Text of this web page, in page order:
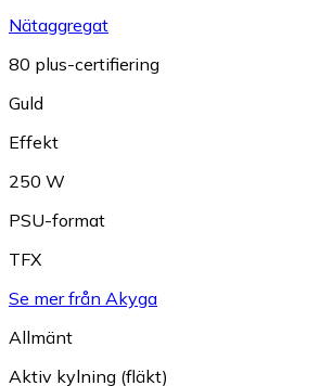
Nätaggregat
80 plus-certifiering
Guld
Effekt
250 W
PSU-format
TFX
Se mer från Akyga
Allmänt
Aktiv kylning (fläkt)